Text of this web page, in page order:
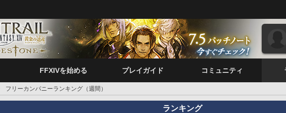
FFXIVを始める プレイガイド コミュニティ
フリーカンパニーランキング（週間）
ランキング